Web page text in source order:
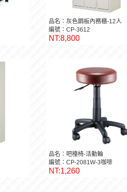
品名：灰色鋼板內務櫃-12人
編號：CP-3612
NT:8,800
品名：吧檯椅-活動輪
編號：CP-2081W-3咖啡
NT:1,260